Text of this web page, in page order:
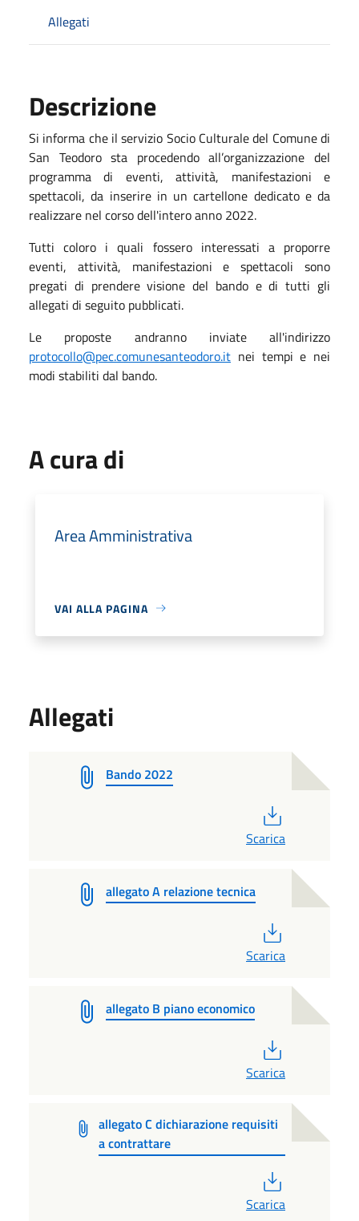
Allegati
Descrizione
Si informa che il servizio Socio Culturale del Comune di
San Teodoro sta procedendo all’organizzazione del
programma di eventi, attività, manifestazioni e
spettacoli, da inserire in un cartellone dedicato e da
realizzare nel corso dell'intero anno 2022.
Tutti coloro i quali fossero interessati a proporre
eventi, attività, manifestazioni e spettacoli sono
pregati di prendere visione del bando e di tutti gli
allegati di seguito pubblicati.
Le proposte andranno inviate all'indirizzo
protocollo@pec.comunesanteodoro.it nei tempi e nei
modi stabiliti dal bando.
A cura di
Area Amministrativa
VAI ALLA PAGINA
Allegati
Bando 2022
Scarica
allegato A relazione tecnica
Scarica
allegato B piano economico
Scarica
allegato C dichiarazione requisiti
a contrattare
Scarica